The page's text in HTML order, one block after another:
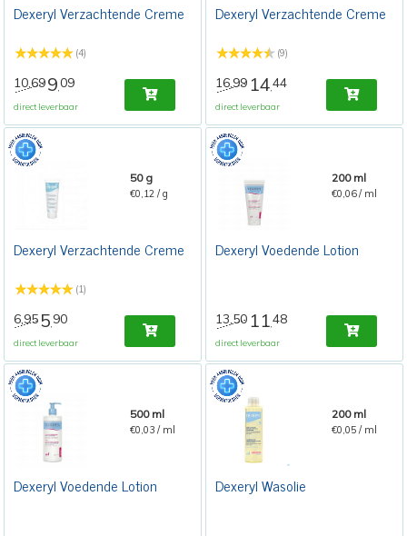
Dexeryl Verzachtende Creme
(4)
10,699,09
direct leverbaar
Dexeryl Verzachtende Creme
(9)
16,99 14,44
direct leverbaar
50 g
€0,12 / g
Dexeryl Verzachtende Creme
(1)
6,955, 90
direct leverbaar
200 ml
€0,06 / ml
Dexeryl Voedende Lotion
13,50 11,48
direct leverbaar
500 ml
€0,03 / ml
Dexeryl Voedende Lotion
200 ml
€0,05 / ml
Dexeryl Wasolie